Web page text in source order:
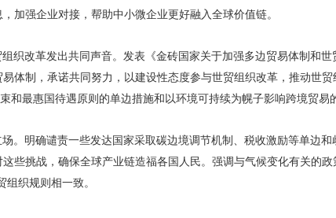
加强企业对接，帮助中小微企业更好融入全球价值链。
织改革发出共同声音。发表《金砖国家关于加强多边贸易体制和
体制，承诺共同努力，以建设性态度参与世贸组织改革，推动世
和最惠国待遇原则的单边措施和以环境可持续为幌子影响跨境贸易
。明确谴责一些发达国家采取碳边境调节机制、税收激励等单边
些挑战，确保全球产业链造福各国人民。强调与气候变化有关的政
组织规则相一致。